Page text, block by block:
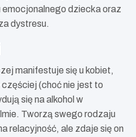
dziecka oraz
dystresu.
manifestuje się u kobiet,
(choć nie jest to
się na alkohol w
Tworzą swego rodzaju
relacyjność, ale zdaje się on